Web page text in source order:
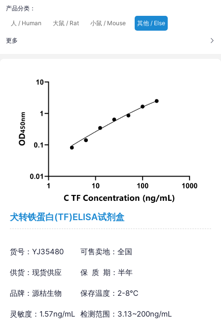
产品分类：
人 / Human
大鼠 / Rat 小鼠 / Mouse 其他 / Else
更多
犬转铁蛋白(TF)ELISA试剂盒
货号：YJ35480 可售卖地：全国
供货：现货供应 保 质 期：半年
品牌：源桔生物 保存温度：2-8℃
灵敏度：1.57ng/mL 检测范围：3.13~200ng/mL